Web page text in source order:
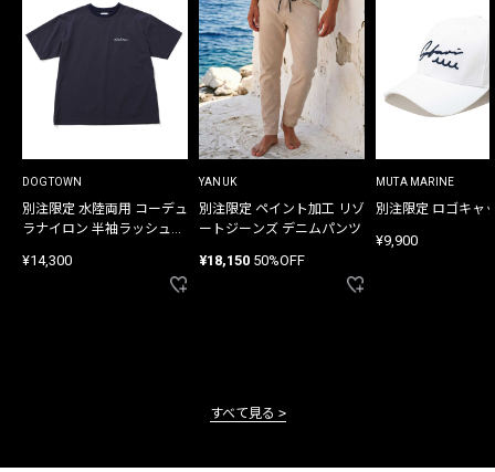
DOGTOWN
別注限定 水陸両用 コーデュ
ラナイロン 半袖ラッシュガ
¥14,300
YANUK
別注限定 ペイント加工 リゾ
ートジーンズ デニムパンツ
¥18,150 50%OFF
MUTA MARINE
別注限定 ロゴキャ
¥9,900
すべて見る